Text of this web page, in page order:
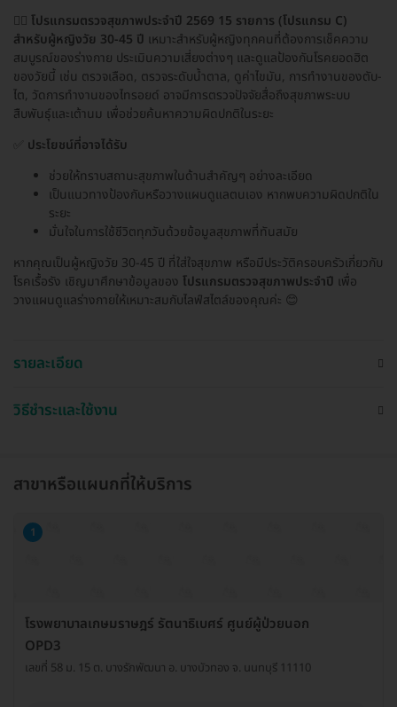
👩‍⚕️ โปรแกรมตรวจสุขภาพประจำปี 2569 15 รายการ (โปรแกรม C)
สำหรับผู้หญิงวัย 30-45 ปี เหมาะสำหรับผู้หญิงทุกคนที่ต้องการเช็คความ
สมบูรณ์ของร่างกาย ประเมินความเสี่ยงต่างๆ และดูแลป้องกันโรคยอดฮิต
ของวัยนี้ เช่น ตรวจเลือด, ตรวจระดับน้ำตาล, ดูค่าไขมัน, การทำงานของตับ-
ไต, วัดการทำงานของไทรอยด์ อาจมีการตรวจปัจจัยสื่อถึงสุขภาพระบบ
สืบพันธุ์และเต้านม เพื่อช่วยค้นหาความผิดปกติในระยะ
ประโยชน์ที่อาจได้รับ
ช่วยให้ทราบสถานะสุขภาพในด้านสำคัญๆ อย่างละเอียด
เป็นแนวทางป้องกันหรือวางแผนดูแลตนเอง หากพบความผิดปกติใน
ระยะ
มั่นใจในการใช้ชีวิตทุกวันด้วยข้อมูลสุขภาพที่ทันสมัย
หากคุณเป็นผู้หญิงวัย 30-45 ปี ที่ใส่ใจสุขภาพ หรือมีประวัติครอบครัวเกี่ยวกับ
โรคเรื้อรัง เชิญมาศึกษาข้อมูลของ โปรแกรมตรวจสุขภาพประจำปี เพื่อ
วางแผนดูแลร่างกายให้เหมาะสมกับไลฟ์สไตล์ของคุณค่ะ 😊
รายละเอียด
วิธีชำระและใช้งาน
สาขาหรือแผนกที่ให้บริการ
1
โรงพยาบาลเกษมราษฎร์ รัตนาธิเบศร์ ศูนย์ผู้ป่วยนอก
OPD3
เลขที่ 58 ม. 15 ต. บางรักพัฒนา อ. บางบัวทอง จ. นนทบุรี 11110